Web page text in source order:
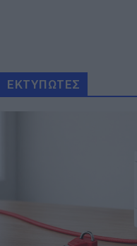
ΕΚΤΥΠΩΤΕΣ